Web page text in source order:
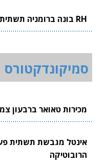
RH בונה ברומניה תשתית ייצור ביטחוני ישראלית
סמיקונדקטורס
מכירות טאואר ברבעון צמחו
אינטל מגבשת תשתית
הרובוטיקה